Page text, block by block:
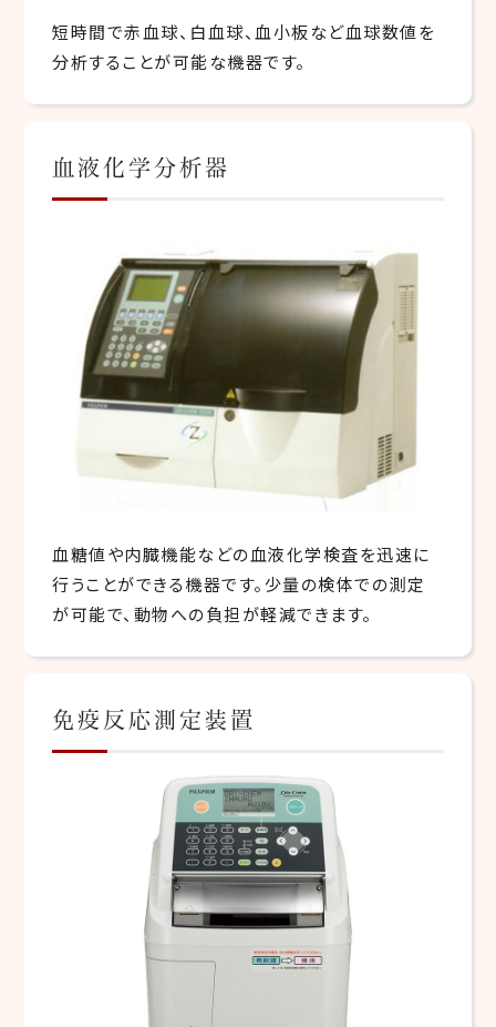
短時間で赤血球、白血球、血小板など血球数値を
分析することが可能な機器です。
血液化学分析器
血糖値や内臓機能などの血液化学検査を迅速に
行うことができる機器です。少量の検体での測定
が可能で、動物への負担が軽減できます。
免疫反応測定装置